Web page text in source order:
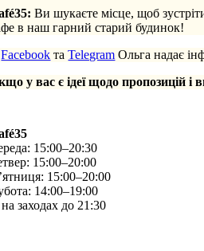
Ви шукаєте місце, щоб
в наш гарний старий будинок!
Facebook таTelegram Ольга надає
у вас є ідеї щодо пропозицій і
15:00–20:30
15:00–20:00
15:00–20:00
14:00–19:00
заходах до 21:30